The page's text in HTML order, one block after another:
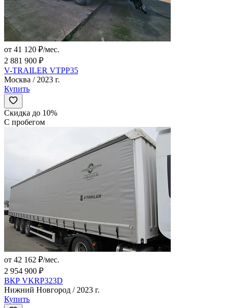
от 41 120 ₽/мес.
2 881 900 ₽
V-TRAILER VTPP35
Москва / 2023 г.
Купить
Скидка до 10%
С пробегом
от 42 162 ₽/мес.
2 954 900 ₽
ВКР VKRP323D
Нижний Новгород / 2023 г.
Купить